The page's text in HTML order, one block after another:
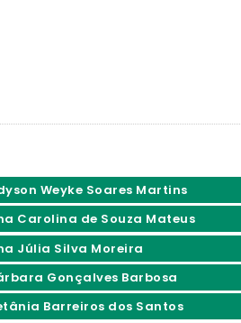
Weyke Soares Martins
Carolina de Souza Mateus
Júlia Silva Moreira
Gonçalves Barbosa
Barreiros dos Santos